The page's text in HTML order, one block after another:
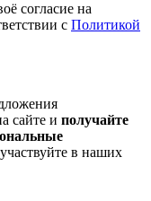
согласие на
с Политикой
сайте и получайте
в наших